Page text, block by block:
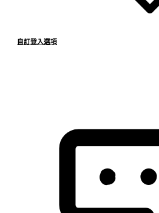
自訂登入選項